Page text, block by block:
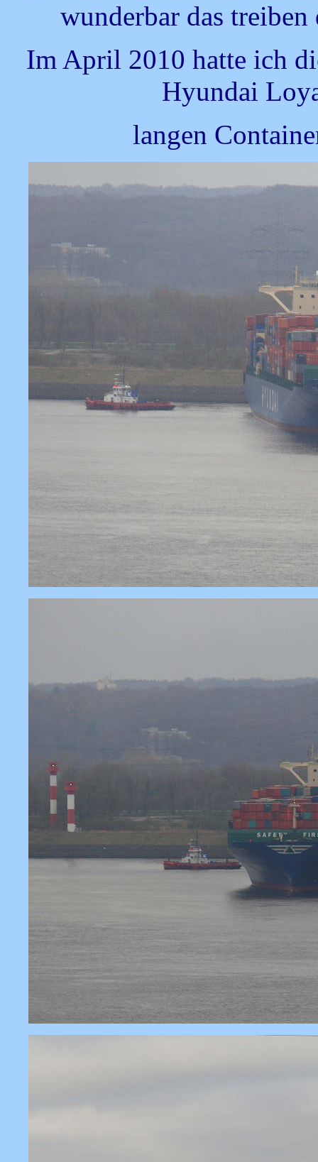
wunderbar das treiben
Im April 2010 hatte ich
Hyundai
langen